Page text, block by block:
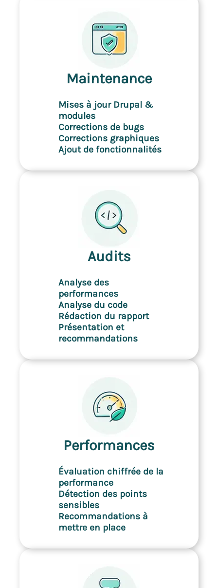
Maintenance
Mises à jour Drupal &
modules
Corrections de bugs
Corrections graphiques
Ajout de fonctionnalités
Audits
Analyse des
performances
Analyse du code
Rédaction du rapport
Présentation et
recommandations
Performances
Évaluation chiffrée de la
performance
Détection des points
sensibles
Recommandations à
mettre en place